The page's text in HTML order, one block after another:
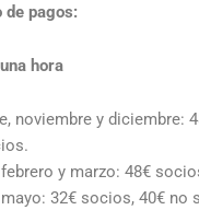
de pagos:
hora
noviembre y diciembre:
febrero y marzo: 48€
32€ socios, 40€ no